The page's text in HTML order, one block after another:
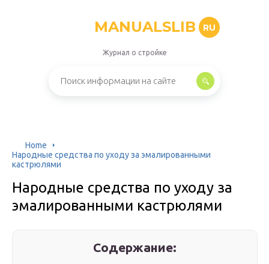
MANUALSLIB RU
Журнал о стройке
Home
Народные средства по уходу за эмалированными
кастрюлями
Народные средства по уходу за
эмалированными кастрюлями
Содержание: